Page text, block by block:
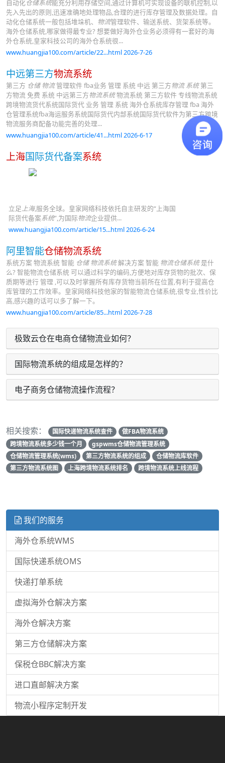
自动化仓储系统能充分利用存储空间,通过计算机可实现设备的联机控制,以
先入先出的原则,迅速准确地处理物品,合理的进行库存管理及数据处理。自
动化仓储系统一般包括堆垛机、 物流管理软件、输送系统、货架系统等。
海外仓储系统,哪家做得最专业? 想要做好海外仓业务必须得有一套好的海
外仓系统,皇家科技公司的海外仓系统很...
www.huangjia100.com/article/22...html 2026-7-26
中远第三方物流系统
第三方 仓储 物流管理软件 fba业务 管理 系统 中远 第三方物流 系统第三
方物流 免费 系统 中远第三方物流系统物流系统 第三方软件 专线物流系统
跨境物流货代系统国际货代 业务 管理 系统 海外仓系统库存管理 fba 海外
仓管理系统fba海运服务系统国际货代内部系统国际货代软件为第三方跨境
物流服务商配备功能完善的处理...
www.huangjia100.com/article/41...html 2026-6-17
上海国际货代备案系统
立足上海,服务全球。皇家网络科技依托自主研发的“上海国
际货代备案系统”,为国际物流企业提供...
www.huangjia100.com/article/15...html 2026-6-24
阿里智能仓储物流系统
系统方案 物流系统 智能 仓储 物流系统解决方案 智能 物流仓储系统是什
么? 智能物流仓储系统 可以通过科学的编码,方便地对库存货物的批次、保
质期等进行 管理 ,可以及时掌握所有库存货物当前所在位置,有利于提高仓
库管理的工作效率。皇家网络科技他家的智能物流仓储系统,很专业,性价比
高,感兴趣的话可以多了解一下。
www.huangjia100.com/article/85...html 2026-7-28
极致云仓在电商仓储物流业如何？
国际物流系统的组成是怎样的？
电子商务仓储物流操作流程？
相关搜索： 国际快递物流系统查件
做FBA物流系统
跨境物流系统多少钱一个月
gspwms仓储物流管理系统
仓储物流管理系统(wms)
第三方物流系统的组成
仓储物流库软件
第三方物流系统图
上海跨境物流系统排名 跨境物流系统上线流程
我们的服务
海外仓系统WMS
国际快递系统OMS
快递打单系统
虚拟海外仓解决方案
海外仓解决方案
第三方仓储解决方案
保税仓BBC解决方案
进口直邮解决方案
物流小程序定制开发